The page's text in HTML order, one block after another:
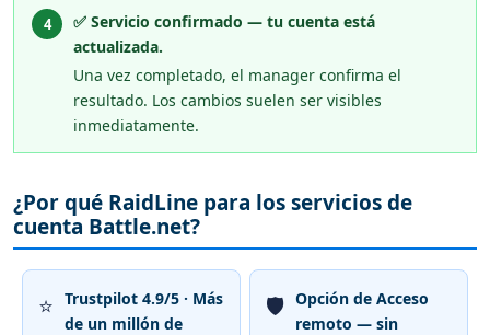
4
✅ Servicio confirmado — tu cuenta está
actualizada.
Una vez completado, el manager confirma el
resultado. Los cambios suelen ser visibles
inmediatamente.
¿Por qué RaidLine para los servicios de
cuenta Battle.net?
⭐ Trustpilot 4.9/5 · Más
de un millón de
🛡️ Opción de Acceso
remoto — sin